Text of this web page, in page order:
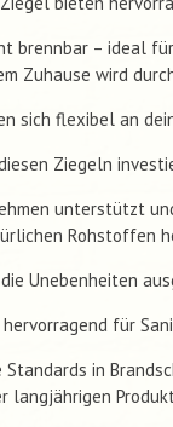
brennbar – ideal
Zuhause wird
sich flexibel an
Ziegeln
unterstützt
Rohstoffen
Unebenheiten
für
in
langjährigen